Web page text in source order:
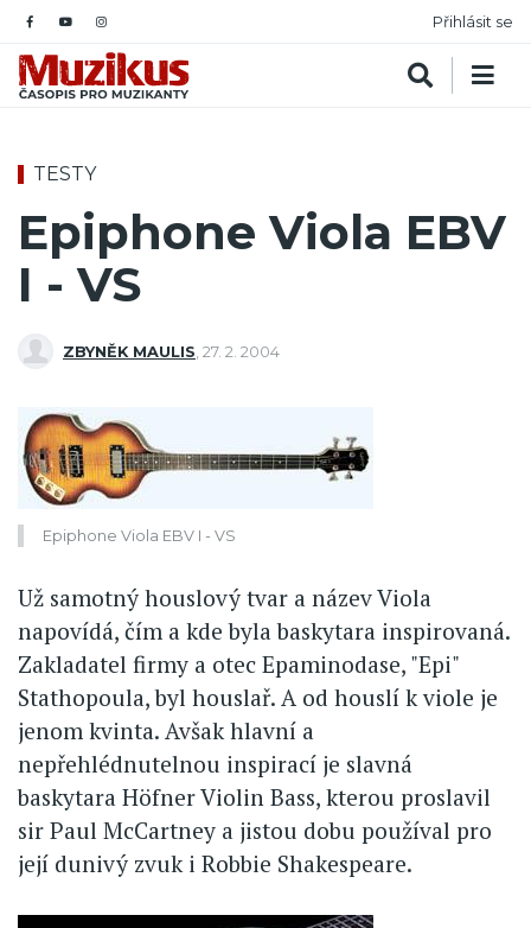
Přihlásit se
TESTY
Epiphone Viola EBV
I - VS
ZBYNĚK MAULIS 27. 2. 2004
Epiphone Viola EBV I - VS
Už samotný houslový tvar a název Viola
napovídá, čím a kde byla baskytara inspirovaná.
Zakladatel firmy a otec Epaminodase, "Epi"
Stathopoula, byl houslař. A od houslí k viole je
jenom kvinta. Avšak hlavní a
nepřehlédnutelnou inspirací je slavná
baskytara Höfner Violin Bass, kterou proslavil
sir Paul McCartney a jistou dobu používal pro
její dunivý zvuk i Robbie Shakespeare.